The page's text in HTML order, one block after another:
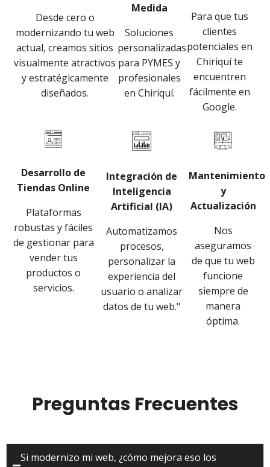
Desde cero o
modernizando tu web
actual, creamos sitios
visualmente atractivos
y estratégicamente
diseñados.
Medida
Soluciones
personalizadas
para PYMES y
profesionales
en Chiriquí.
Para que tus
clientes
potenciales en
Chiriquí te
encuentren
fácilmente en
Google.
Desarrollo de
Tiendas Online
Plataformas
robustas y fáciles
de gestionar para
vender tus
productos o
servicios.
Integración de
Inteligencia
Artificial (IA)
Automatizamos
procesos,
personalizar la
experiencia del
usuario o analizar
datos de tu web."
Mantenimiento
y
Actualización
Nos
aseguramos
de que tu web
funcione
siempre de
manera
óptima.
Preguntas Frecuentes
Si modernizo mi web, ¿cómo mejora eso los